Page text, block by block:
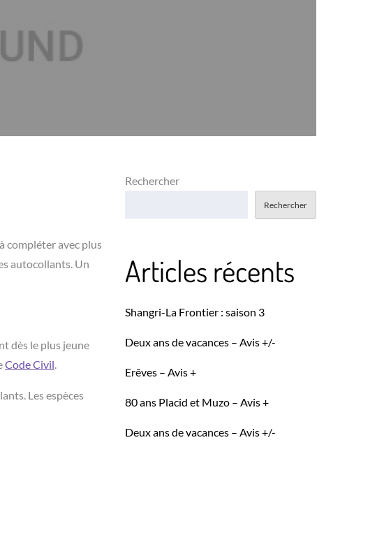
compléter avec plus
autocollants. Un
dès le plus jeune
Code Civil.
Les espèces
Rechercher
Rechercher
Articles récents
Shangri-La Frontier : saison 3
Deux ans de vacances – Avis +/-
Erêves – Avis +
80 ans Placid et Muzo – Avis +
Deux ans de vacances – Avis +/-